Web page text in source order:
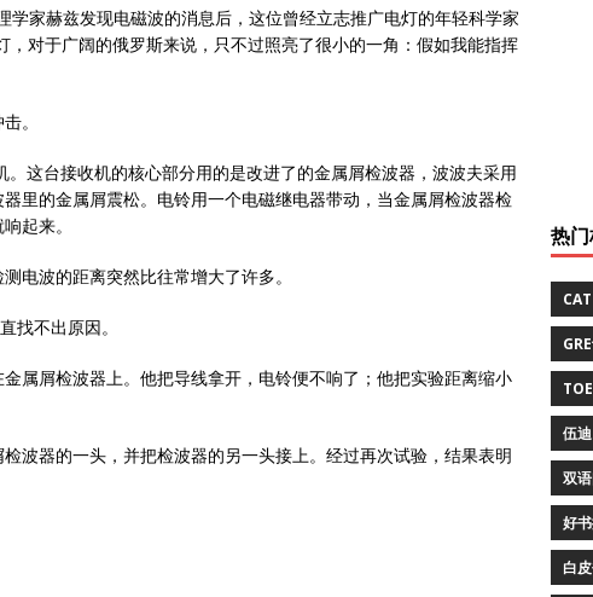
学家赫兹发现电磁波的消息后，这位曾经立志推广电灯的年轻科学家
，对于广阔的俄罗斯来说，只不过照亮了很小的一角：假如我能指挥
。
这台接收机的核心部分用的是改进了的金属屑检波器，波波夫采用
里的金属屑震松。电铃用一个电磁继电器带动，当金属屑检波器检
起来。
电波的距离突然比往常增大了许多。
找不出原因。
属屑检波器上。他把导线拿开，电铃便不响了；他把实验距离缩小
波器的一头，并把检波器的另一头接上。经过再次试验，结果表明
热
伍
双
好
白